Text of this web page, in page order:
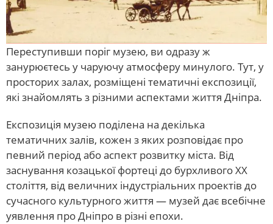
Переступивши поріг музею, ви одразу ж
занурюєтесь у чаруючу атмосферу минулого. Тут, у
просторих залах, розміщені тематичні експозиції,
які знайомлять з різними аспектами життя Дніпра.
Експозиція музею поділена на декілька
тематичних залів, кожен з яких розповідає про
певний період або аспект розвитку міста. Від
заснування козацької фортеці до бурхливого XX
століття, від величних індустріальних проектів до
сучасного культурного життя — музей дає всебічне
уявлення про Дніпро в різні епохи.